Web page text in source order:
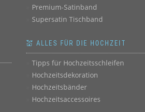
Premium-Satinband
Supersatin Tischband
💒 ALLES FÜR DIE HOCHZEIT
Tipps für Hochzeitsschleifen
Hochzeitsdekoration
Hochzeitsbänder
Hochzeitsaccessoires